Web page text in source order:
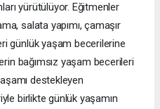
yürütülüyor. Eğitmenler
salata yapımı, çamaşır
günlük yaşam becerilerine
bağımsız yaşam becerileri
destekleyen
birlikte günlük yaşamın